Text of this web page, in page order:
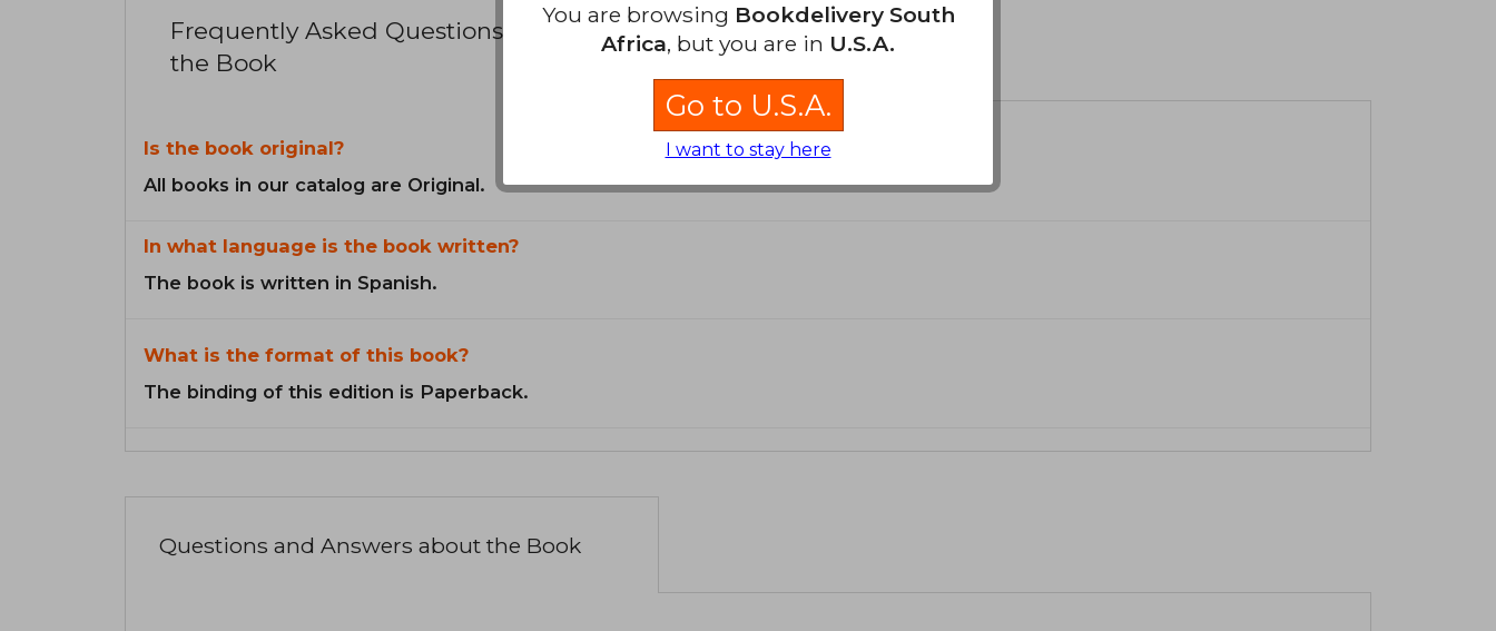
Frequently Asked Questions about
the Book
Is the book original?
All books in our catalog are Original.
In what language is the book written?
The book is written in Spanish.
What is the format of this book?
The binding of this edition is Paperback.
Questions and Answers about the Book
You are browsing Bookdelivery South
Africa, but you are in U.S.A.
Go to U.S.A.
I want to stay here